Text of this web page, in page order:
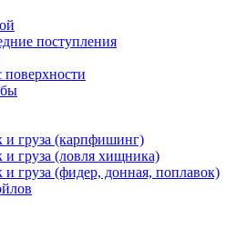
поступления
поверхности
и груза (карпфишинг)
и груза (ловля хищника)
и груза (фидер, донная, поплавок)